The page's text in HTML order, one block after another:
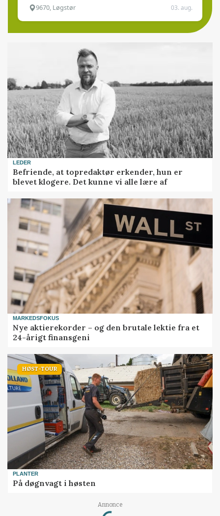
9670, Løgstør 03. aug.
LEDER
Befriende, at topredaktør erkender, hun er
blevet klogere. Det kunne vi alle lære af
MARKEDSFOKUS
Nye aktierekorder – og den brutale lektie fra et
24-årigt finansgeni
HØST-TOUR
PLANTER
På døgnvagt i høsten
Annonce